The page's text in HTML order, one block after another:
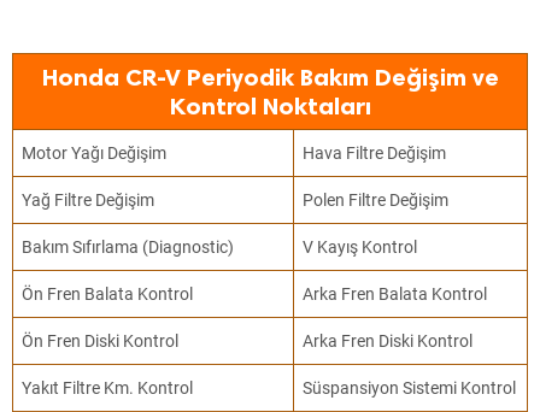
Honda CR-V Periyodik Bakım Değişim ve
Kontrol Noktaları
Motor Yağı Değişim Hava Filtre Değişim
Yağ Filtre Değişim Polen Filtre Değişim
Bakım Sıfırlama (Diagnostic) V Kayış Kontrol
Ön Fren Balata Kontrol Arka Fren Balata Kontrol
Ön Fren Diski Kontrol Arka Fren Diski Kontrol
Yakıt Filtre Km. Kontrol Süspansiyon Sistemi Kontrol